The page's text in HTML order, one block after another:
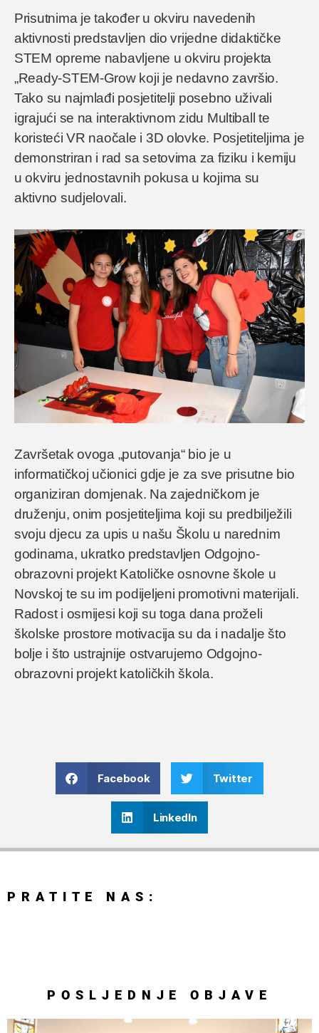
Prisutnima je također u okviru navedenih
aktivnosti predstavljen dio vrijedne didaktičke
STEM opreme nabavljene u okviru projekta
„Ready-STEM-Grow koji je nedavno završio.
Tako su najmlađi posjetitelji posebno uživali
igrajući se na interaktivnom zidu Multiball te
koristeći VR naočale i 3D olovke. Posjetiteljima je
demonstriran i rad sa setovima za fiziku i kemiju
u okviru jednostavnih pokusa u kojima su
aktivno sudjelovali.
Završetak ovoga „putovanja“ bio je u
informatičkoj učionici gdje je za sve prisutne bio
organiziran domjenak. Na zajedničkom je
druženju, onim posjetiteljima koji su predbilježili
svoju djecu za upis u našu Školu u narednim
godinama, ukratko predstavljen Odgojno-
obrazovni projekt Katoličke osnovne škole u
Novskoj te su im podijeljeni promotivni materijali.
Radost i osmijesi koji su toga dana proželi
školske prostore motivacija su da i nadalje što
bolje i što ustrajnije ostvarujemo Odgojno-
obrazovni projekt katoličkih škola.
Facebook Twitter
LinkedIn
PRATITE NAS:
POSLJEDNJE OBJAVE